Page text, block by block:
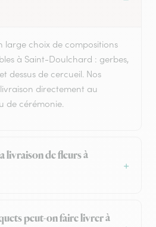
large choix de compositions
à Saint-Doulchard : gerbes,
dessus de cercueil. Nos
directement au
de cérémonie.
livraison de fleurs à
peut-on faire livrer à